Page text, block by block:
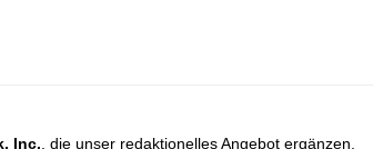
Inc. , die unser redaktionelles Angebot ergänzen.